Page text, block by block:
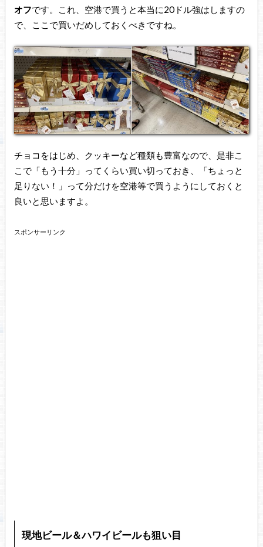
オフです。これ、空港で買うと本当に20ドル強はしますの
で、ここで買いだめしておくべきですね。
チョコをはじめ、クッキーなど種類も豊富なので、是非こ
こで「もう十分」ってくらい買い切っておき、「ちょっと
足りない！」って分だけを空港等で買うようにしておくと
良いと思いますよ。
スポンサーリンク
現地ビール＆ハワイビールも狙い目